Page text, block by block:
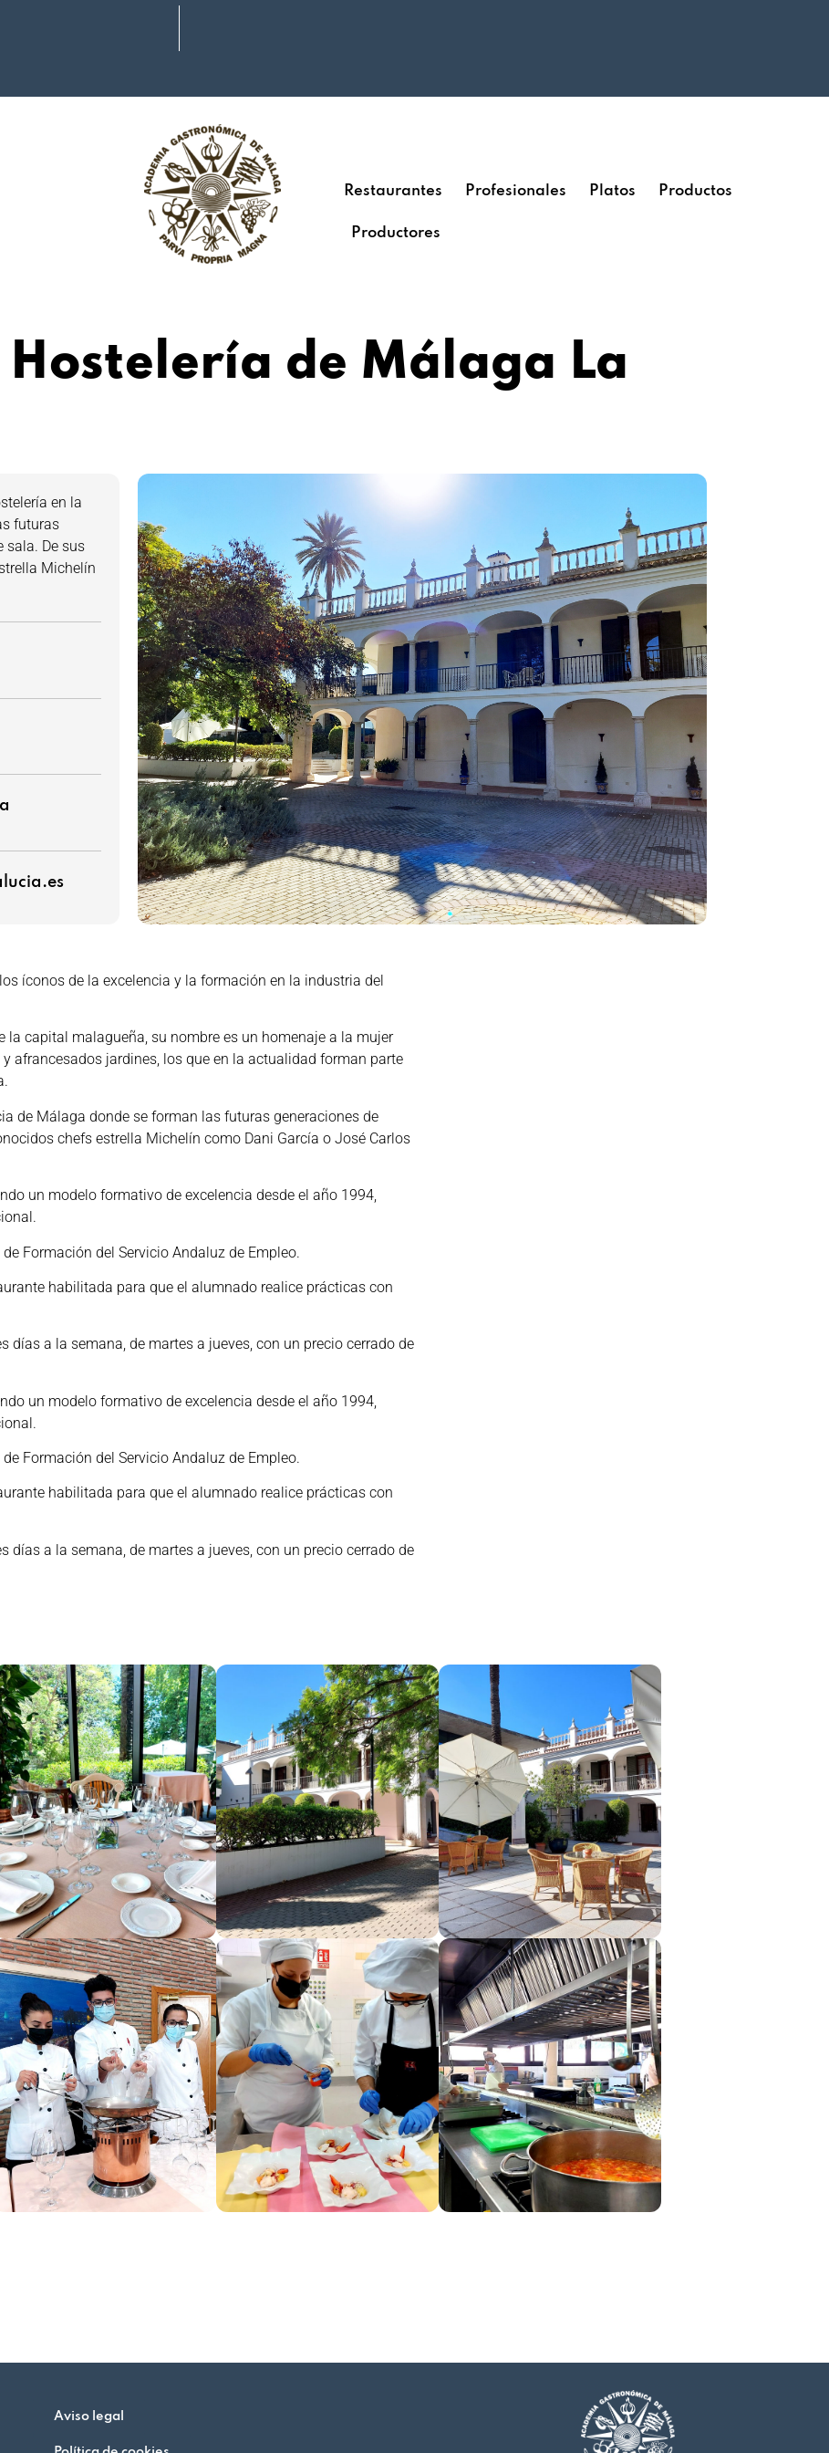
Restaurantes Profesionales Platos Productos
Productores
Hostelería de Málaga La
en la
futuras
sala. De sus
Michelín
íconos de la excelencia y la formación en la industria del
la capital malagueña, su nombre es un homenaje a la mujer
afrancesados jardines, los que en la actualidad forman parte
de Málaga donde se forman las futuras generaciones de
chefs estrella Michelín como Dani García o José Carlos
un modelo formativo de excelencia desde el año 1994,
Formación del Servicio Andaluz de Empleo.
habilitada para que el alumnado realice prácticas con
días a la semana, de martes a jueves, con un precio cerrado de
un modelo formativo de excelencia desde el año 1994,
Formación del Servicio Andaluz de Empleo.
habilitada para que el alumnado realice prácticas con
días a la semana, de martes a jueves, con un precio cerrado de
Aviso legal